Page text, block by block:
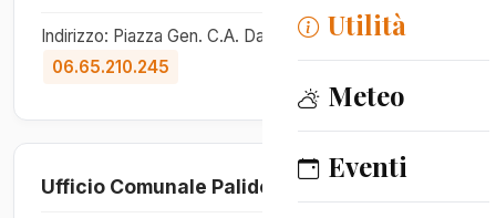
Utilità
Meteo
Eventi
Indirizzo: Piazza Gen. C.A. Dalla Chiesa, 78 - Telefono:
06.65.210.245
Ufficio Comunale Palidoro